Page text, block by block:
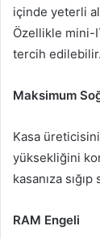
içinde yeterli
Özellikle mini-
tercih edilebilir.
Maksimum
Kasa
yüksekliğini
kasanıza sığıp
RAM Engeli